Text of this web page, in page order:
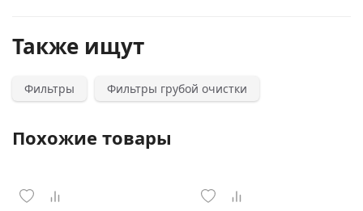
Также ищут
Фильтры Фильтры грубой очистки
Похожие товары